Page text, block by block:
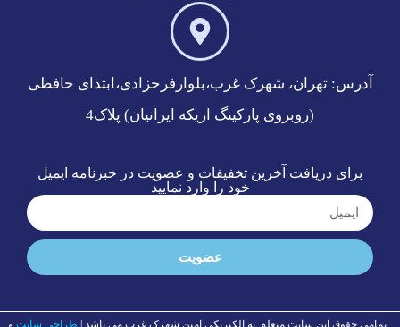
آدرس: تهران، شهرک غرب،بلوارفرحزادی،ابتدای حافظی
(روبروی پارکینگ اریکه ایرانیان) پلاک4
برای دریافت آخرین تخفیفات و عضویت در خبرنامه ایمیل
خود را وارد نمایید
عضویت
تمامی حقوق این سایت متعلق به الکتریکی امین شهرک غرب می باشد | طراحی سایت و